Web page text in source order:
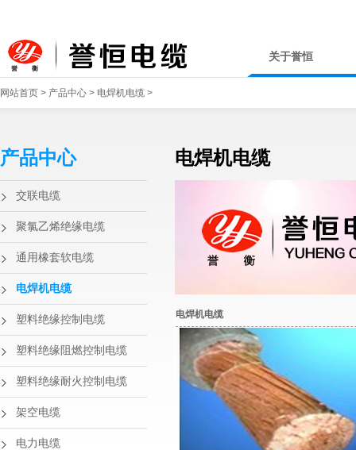
关于誉恒
网站首页 > 产品中心 > 电焊机电缆 >
产品中心
交联电缆
聚氯乙烯绝缘电缆
通用橡套软电缆
电焊机电缆
塑料绝缘控制电缆
塑料绝缘阻燃控制电缆
塑料绝缘耐火控制电缆
架空电缆
电力电缆
电焊机电缆
电焊机电缆